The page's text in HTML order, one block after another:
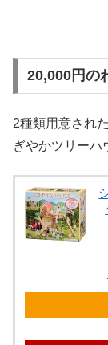
20,000円の
2種類用意され
ぎやかツリーハ